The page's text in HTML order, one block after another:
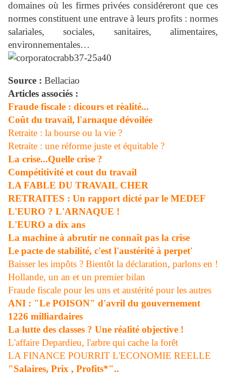
domaines où les firmes privées considéreront que ces
normes constituent une entrave à leurs profits : normes
salariales, sociales, sanitaires, alimentaires,
environnementales…
Source : Bellaciao
Articles associés :
Fraude fiscale : dicours et rèalité...
Coût du travail, l'arnaque dévoilée
Retraite : la bourse ou la vie ?
Retraite : une réforme juste et équitable ?
La crise...Quelle crise ?
Compétitivité et cout du travail
LA FABLE DU TRAVAIL CHER
RETRAITES : Un rapport dicté par le MEDEF
L'EURO ? L'ARNAQUE !
L'EURO a dix ans
La machine à abrutir ne connaît pas la crise
Le pacte de stabilité, c'est l'austérité à perpet'
Baisser les impôts ? Bientôt la déclaration, parlons en !
Hollande, un an et un premier bilan
Fraude fiscale pour les uns et austérité pour les autres
ANI : "Le POISON" d'avril du gouvernement
1226 milliardaires
La lutte des classes ? Une réalité objective !
L'affaire Depardieu, l'arbre qui cache la forêt
LA FINANCE POURRIT L'ECONOMIE REELLE
"Salaires, Prix , Profits*"..